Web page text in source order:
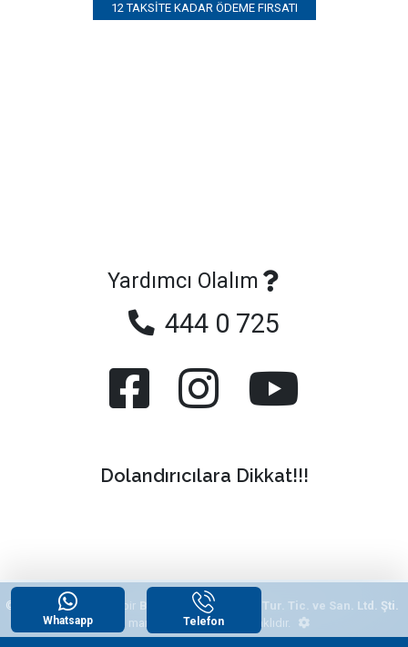
12 TAKSITE KADAR ÖDEME FIRSATI
Yardımcı Olalım
444 0 725
Dolandırıcılara Dikkat!!!
© 2026 "Yazlikcim" , bir Begonvil Grup Emlak Tur. Tic. ve San. Ltd. Şti.
tescilli markasıdır. Tüm hakları saklıdır.
Whatsapp Telefon